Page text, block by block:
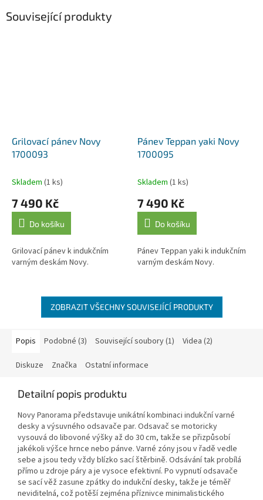
Související produkty
Grilovací pánev Novy
1700093
Skladem (1 ks)
7 490 Kč
Do košíku
Grilovací pánev k indukčním
varným deskám Novy.
Pánev Teppan yaki Novy
1700095
Skladem (1 ks)
7 490 Kč
Do košíku
Pánev Teppan yaki k indukčním
varným deskám Novy.
ZOBRAZIT VŠECHNY SOUVISEJÍCÍ PRODUKTY
Popis Podobné (3) Související soubory (1) Videa (2)
Diskuze Značka Ostatní informace
Detailní popis produktu
Novy Panorama představuje unikátní kombinaci indukční varné
desky a výsuvného odsavače par. Odsavač se motoricky
vysouvá do libovoné výšky až do 30 cm, takže se přizpůsobí
jakékoli výšce hrnce nebo pánve. Varné zóny jsou v řadě vedle
sebe a jsou tedy vždy blízko sací štěrbině. Odsávání tak probílá
přímo u zdroje páry a je vysoce efektivní. Po vypnutí odsavače
se sací věž zasune zpátky do indukční desky, takže je téměř
neviditelná, což potěší zejména příznivce minimalistického